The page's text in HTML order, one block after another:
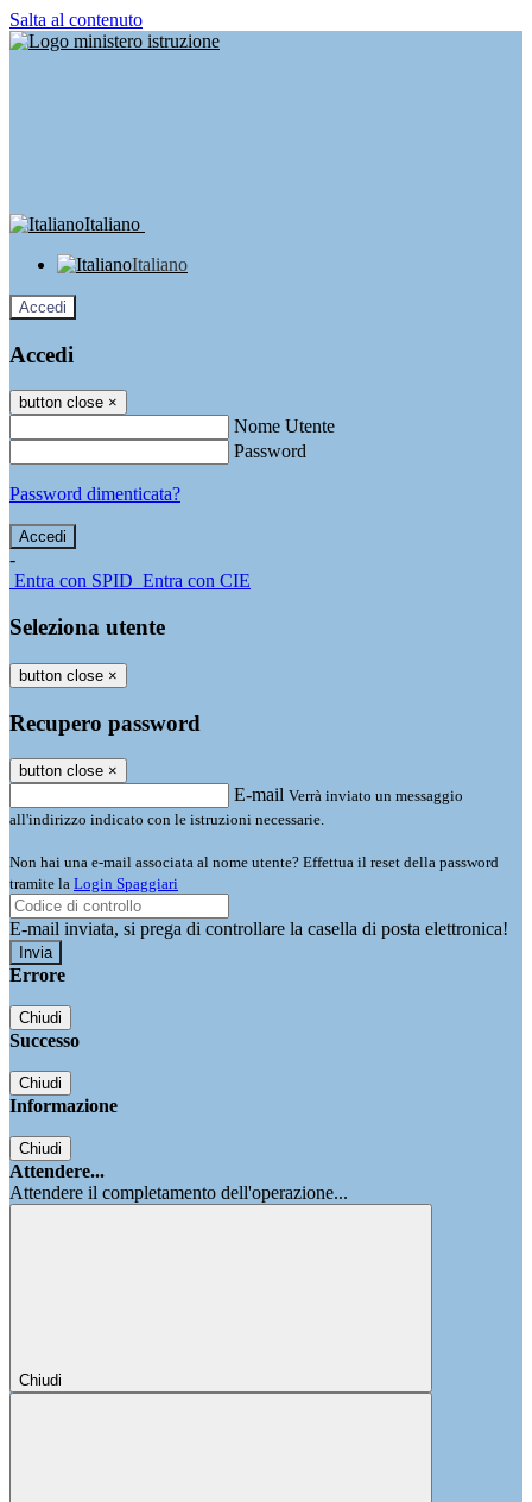
Salta al contenuto
Italiano
Italiano
Accedi
Accedi
button close ×
Nome Utente
Password
Password dimenticata?
-
Entra con SPID Entra con CIE
Seleziona utente
button close ×
Recupero password
button close ×
E-mail Verrà inviato un messaggio
all'indirizzo indicato con le istruzioni necessarie.
Non hai una e-mail associata al nome utente? Effettua il reset della password
tramite la Login Spaggiari
E-mail inviata, si prega di controllare la casella di posta elettronica!
Errore
Chiudi
Successo
Chiudi
Informazione
Chiudi
Attendere...
Attendere il completamento dell'operazione...
Chiudi